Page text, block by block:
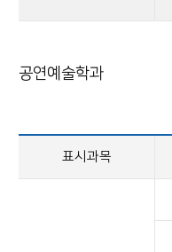
공연예술학과
표시과목